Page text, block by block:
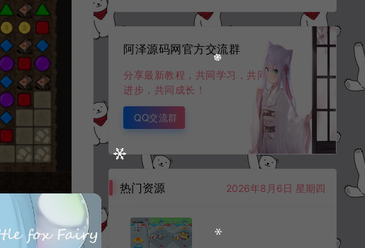
阿泽源码网官方交流群
分享最新教程，共同学习，共同
进步，共同成长！
QQ交流群
热门资源 2026年8月6日 星期四